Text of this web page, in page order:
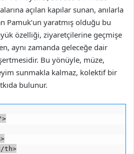
açılan kapılar sunan, anılarla
Pamuk’un yaratmış olduğu bu
özelliği, ziyaretçilerine geçmişe
aynı zamanda geleceğe dair
Bu yönüyle, müze,
sunmakla kalmaz, kolektif bir
bulunur.
th>